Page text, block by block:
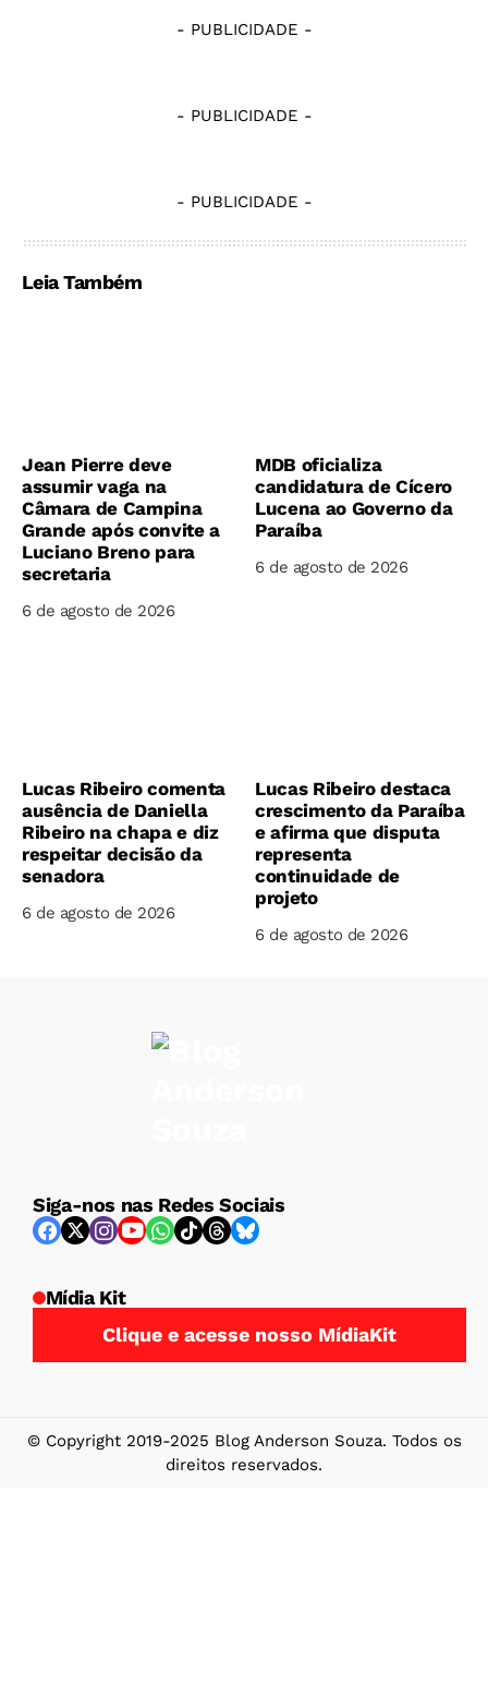
- PUBLICIDADE -
- PUBLICIDADE -
- PUBLICIDADE -
Leia Também
Jean Pierre deve
assumir vaga na
Câmara de Campina
Grande após convite a
Luciano Breno para
secretaria
6 de agosto de 2026
MDB oficializa
candidatura de Cícero
Lucena ao Governo da
Paraíba
6 de agosto de 2026
Lucas Ribeiro comenta
ausência de Daniella
Ribeiro na chapa e diz
respeitar decisão da
senadora
6 de agosto de 2026
Lucas Ribeiro destaca
crescimento da Paraíba
e afirma que disputa
representa
continuidade de
projeto
6 de agosto de 2026
Siga-nos nas Redes Sociais
Mídia Kit
Clique e acesse nosso MídiaKit
© Copyright 2019-2025 Blog Anderson Souza. Todos os
direitos reservados.